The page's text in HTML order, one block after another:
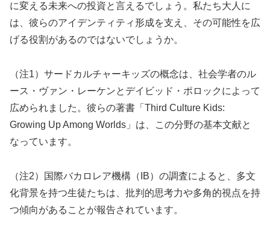
に変える未来への投資と言えるでしょう。私たち大人に
は、彼らのアイデンティティ形成を支え、その可能性を広
げる役割があるのではないでしょうか。
（注1）サードカルチャーキッズの概念は、社会学者のル
ース・ヴァン・レーケンとデイビッド・ポロックによって
広められました。彼らの著書「Third Culture Kids:
Growing Up Among Worlds」は、この分野の基本文献と
なっています。
（注2）国際バカロレア機構（IB）の調査によると、多文
化背景を持つ生徒たちは、批判的思考力や多角的視点を持
つ傾向があることが報告されています。